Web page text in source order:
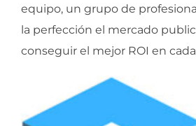
equipo, un grupo de
la perfección el mercado
conseguir el mejor ROI en